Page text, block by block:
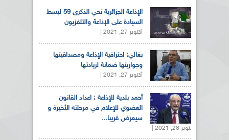
الإذاعة الجزائرية تحي الذكرى 59 لبسط
السيادة على الإذاعة والتلفزيون
أكتوبر 27, 2021 |
بغالي: احترافية الإذاعة ومصداقيتها
وجواريتها ضمانة لريادتها
أكتوبر 27, 2021 |
أحمد بلدية للإذاعة : اعداد القانون
العضوي للإعلام في مرحلته الأخيرة و
سيعرض قريبا...
أكتوبر 28, 2021 |